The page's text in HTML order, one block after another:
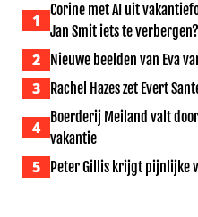
1
Corine met AI uit
Jan Smit iets te verbergen?
2 Nieuwe beelden van Eva
3 Rachel Hazes zet Evert
4
Boerderij Meiland valt
vakantie
5 Peter Gillis krijgt pijnlijke